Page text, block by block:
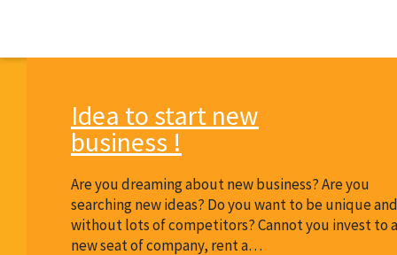
Idea to start new
business !
Are you dreaming about new business? Are you
searching new ideas? Do you want to be unique and
without lots of competitors? Cannot you invest to a
new seat of company, rent a…